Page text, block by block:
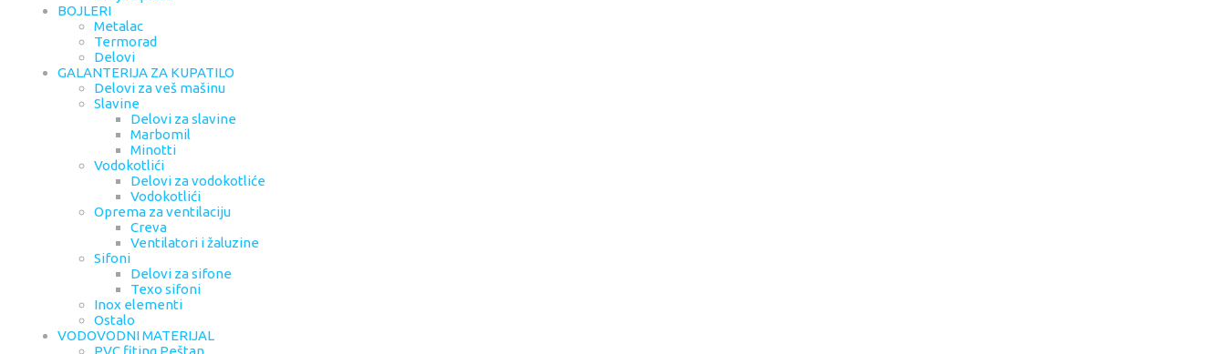
BOJLERI
Metalac
Termorad
Delovi
GALANTERIJA ZA KUPATILO
Delovi za veš mašinu
Slavine
Delovi za slavine
Marbomil
Minotti
Vodokotlići
Delovi za vodokotliće
Vodokotlići
Oprema za ventilaciju
Creva
Ventilatori i žaluzine
Sifoni
Delovi za sifone
Texo sifoni
Inox elementi
Ostalo
VODOVODNI MATERIJAL
PVC fiting Peštan